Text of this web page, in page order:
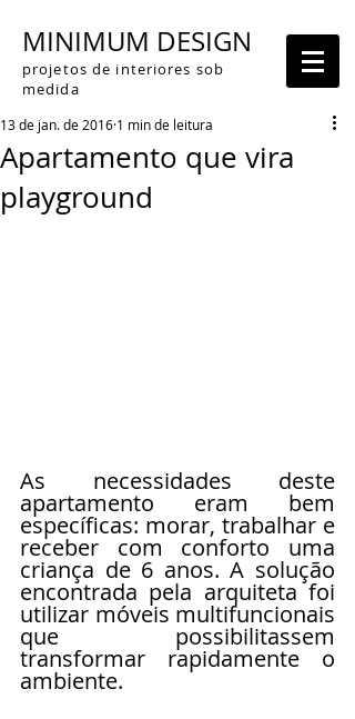
MINIMUM DESIGN
projetos de interiores sob
medida
Apartamento que vira
playground
13 de jan. de 2016 1 min de leitura
As necessidades deste
apartamento eram bem
específicas: morar, trabalhar e
receber com conforto uma
criança de 6 anos. A solução
encontrada pela arquiteta foi
utilizar móveis multifuncionais
que possibilitassem
transformar rapidamente o
ambiente.